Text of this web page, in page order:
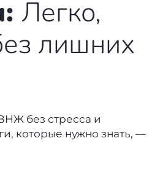
Легко,
лишних
без стресса и
которые нужно знать, —